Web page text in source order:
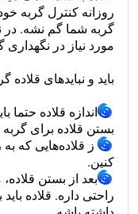
روزانه کنترل گربه
گربه شما گم نشه. در
مورد نیاز در
باید و نبایدهای قلاده
اندازه قلاده حتما
بستن قلاده برای
ز قلاده‌هایی که به
کنین.
بعد از بستن
راحتی داره. قلاده